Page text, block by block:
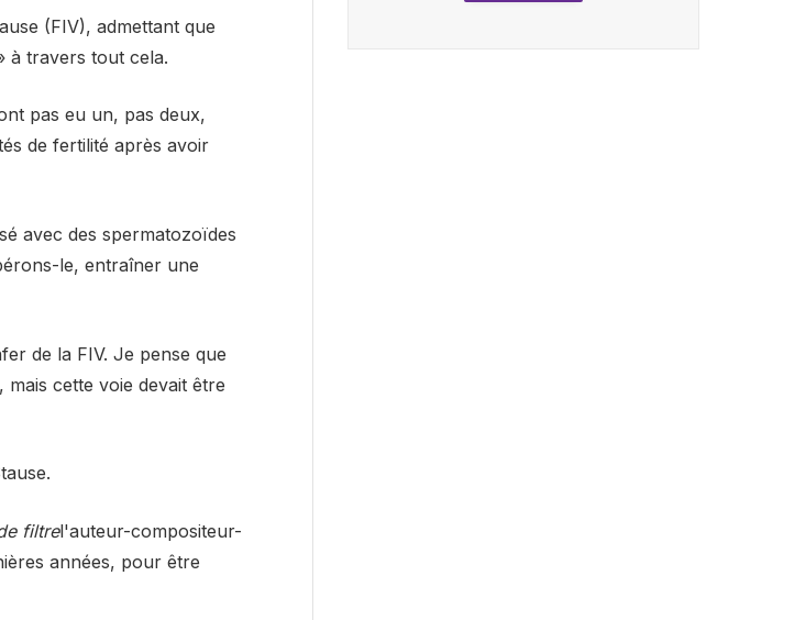
(FIV), admettant que
à travers tout cela.
pas eu un, pas deux,
de fertilité après avoir
avec des spermatozoïdes
le, entraîner une
de la FIV. Je pense que
cette voie devait être
filtrel'auteur-compositeur-
années, pour être